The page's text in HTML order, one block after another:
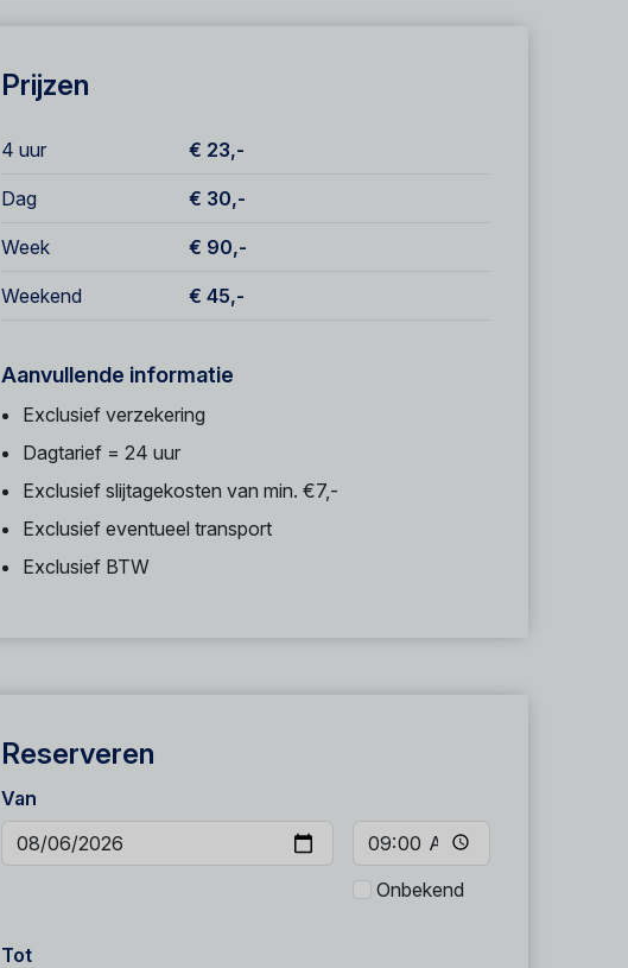
Prijzen
4 uur € 23,-
Dag € 30,-
Week € 90,-
Weekend € 45,-
Aanvullende informatie
Exclusief verzekering
Dagtarief = 24 uur
Exclusief slijtagekosten van min. €7,-
Exclusief eventueel transport
Exclusief BTW
Reserveren
Van
Onbekend
Tot